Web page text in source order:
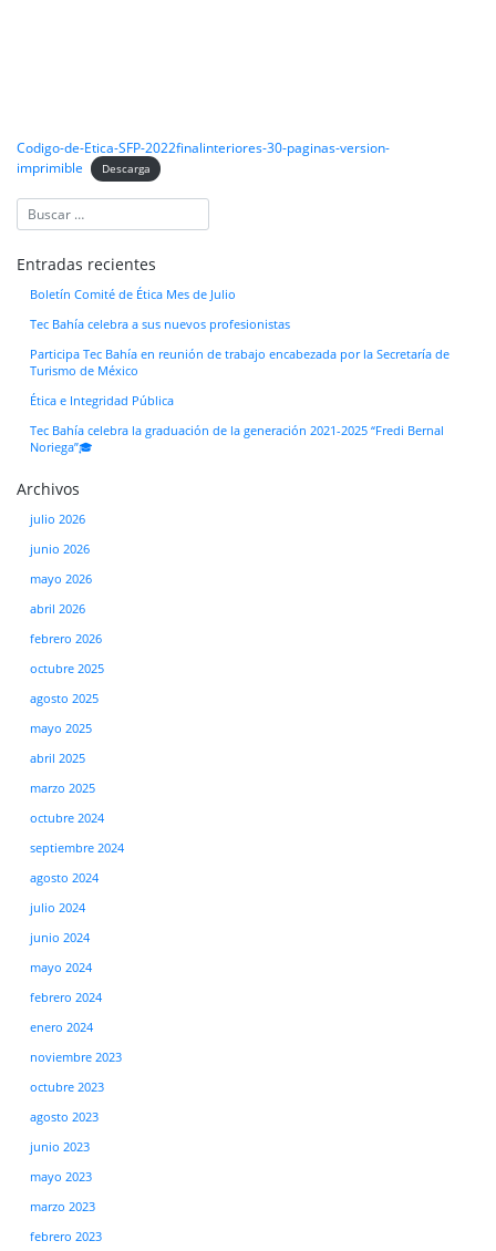
Codigo-de-Etica-SFP-2022finalinteriores-30-paginas-version-
imprimible
Descarga
Entradas recientes
Boletín Comité de Ética Mes de Julio
Tec Bahía celebra a sus nuevos profesionistas
Participa Tec Bahía en reunión de trabajo encabezada por la Secretaría de
Turismo de México
Ética e Integridad Pública
Tec Bahía celebra la graduación de la generación 2021-2025 “Fredi Bernal
Noriega”🎓
Archivos
julio 2026
junio 2026
mayo 2026
abril 2026
febrero 2026
octubre 2025
agosto 2025
mayo 2025
abril 2025
marzo 2025
octubre 2024
septiembre 2024
agosto 2024
julio 2024
junio 2024
mayo 2024
febrero 2024
enero 2024
noviembre 2023
octubre 2023
agosto 2023
junio 2023
mayo 2023
marzo 2023
febrero 2023